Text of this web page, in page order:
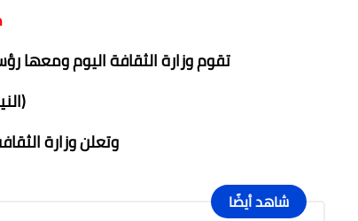
تقوم وزارة الثقافة اليوم ومعها
وتعلن وزارة
شاهد أيضًا